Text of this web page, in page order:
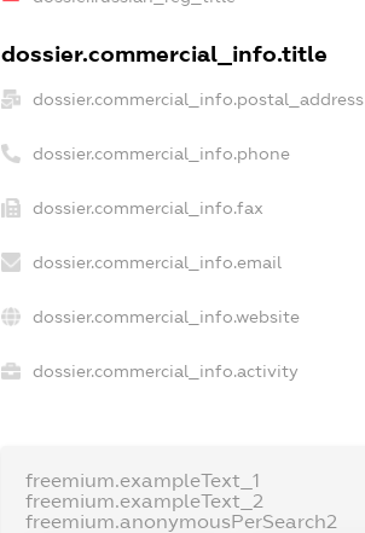
dossier.commercial_info.title
dossier.commercial_info.postal_address
dossier.commercial_info.phone
dossier.commercial_info.fax
dossier.commercial_info.email
dossier.commercial_info.website
dossier.commercial_info.activity
freemium.exampleText_1
freemium.exampleText_2
freemium.anonymousPerSearch2